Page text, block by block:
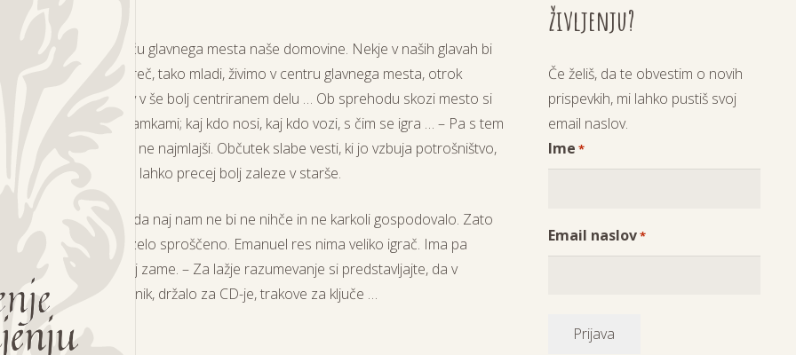
smo živeli v središču glavnega mesta naše domovine. Nekje v naših glavah bi
za elitizem. Namreč, tako mladi, živimo v centru glavnega mesta, otrok
izmed uglednih vrtcev v še bolj centriranem delu … Ob sprehodu skozi mesto si
blagovnimi znamkami; kaj kdo nosi, kaj kdo vozi, s čim se igra … – Pa s tem
otroci. Vsaj ne najmlajši. Občutekslabe vesti, ki jo vzbuja potrošništvo,
tega in onega, se lahko precej bolj zaleze v starše.
bitja. Tako da naj nam ne bi ne nihče in ne karkoli gospodovalo. Zato
štiriletnika sprejela zelo sproščeno. Emanuel res nima veliko igrač. Ima pa
materialov. Vsaj zame. – Za lažje razumevanje si predstavljajte, da v
najdete star mobilnik, držalo za CD-je, trakove za ključe …
življenju?
Če želiš, da te obvestim o novih
prispevkih, mi lahko pustiš svoj
email naslov.
Ime *
Email naslov*